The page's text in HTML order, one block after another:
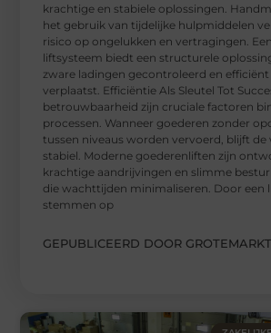
krachtige en stabiele oplossingen.
het gebruik van tijdelijke hulpmiddelen
risico op ongelukken en vertragingen.
liftsysteem biedt een structurele
zware ladingen gecontroleerd en
verplaatst. Efficiëntie Als Sleutel Tot
betrouwbaarheid zijn cruciale factoren
processen. Wanneer goederen zonder
tussen niveaus worden vervoerd, blijft
stabiel. Moderne goederenliften zijn
krachtige aandrijvingen en slimme
die wachttijden minimaliseren. Door een
stemmen op
GEPUBLICEERD DOOR